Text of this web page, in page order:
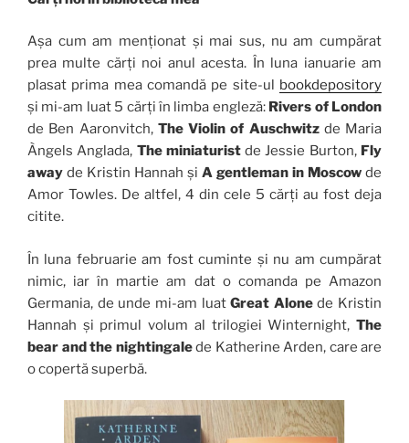
Așa cum am menționat și mai sus, nu am cumpărat
prea multe cărți noi anul acesta. În luna ianuarie am
plasat prima mea comandă pe site-ul
bookdepository
și mi-am luat 5 cărți în limba engleză: Rivers of London
de Ben Aaronvitch, The Violin of Auschwitzde Maria
Àngels Anglada, The miniaturistde Jessie Burton, Fly
away de Kristin Hannah și A gentleman in Moscow de
Amor Towles. De altfel, 4 din cele 5 cărți au fost deja
citite.
În luna februarie am fost cuminte și nu am cumpărat
nimic, iar în martie am dat o comanda pe Amazon
Germania, de unde mi-am luatGreat Alonede Kristin
Hannah și primul volum al trilogiei Winternight, The
bear and the nightingalede Katherine Arden, care are
o copertă superbă.